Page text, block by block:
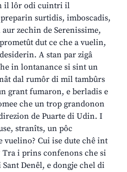
il lôr odi cuintri il
surtidis, imboscadis,
zechin de Serenissime,
dut ce che a vuelin,
A stan par zigâ
in lontanance si sint un
dal rumôr di mil tambûrs
grant fumaron, e berladis e
che un trop grandonon
de Puarte di Udin. I
stranîts, un pôc
vuelino? Cui ise dute chê int
Tra i prins confenons che si
Denêl, e dongje chel di